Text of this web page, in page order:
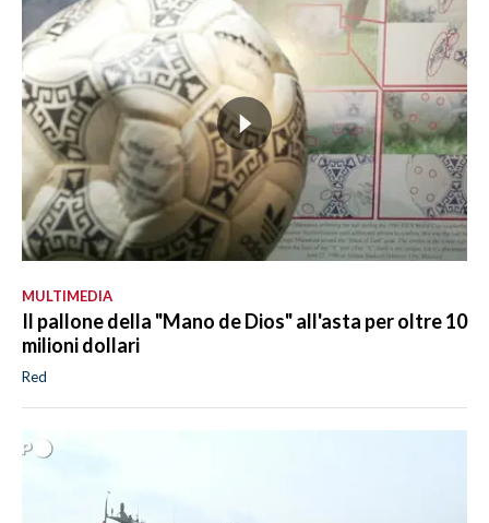
MULTIMEDIA
Il pallone della "Mano de Dios" all'asta per oltre 10
milioni dollari
Red